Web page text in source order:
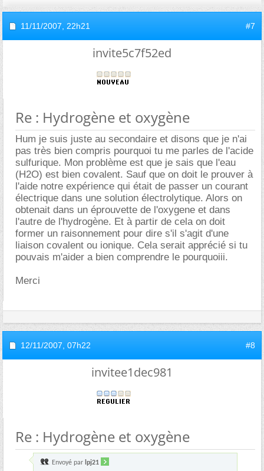
11/11/2007, 22h21 #7
invite5c7f52ed
Re : Hydrogène et oxygène
Hum je suis juste au secondaire et disons que je n'ai
pas très bien compris pourquoi tu me parles de l'acide
sulfurique. Mon problème est que je sais que l'eau
(H2O) est bien covalent. Sauf que on doit le prouver à
l'aide notre expérience qui était de passer un courant
électrique dans une solution électrolytique. Alors on
obtenait dans un éprouvette de l'oxygene et dans
l'autre de l'hydrogène. Et à partir de cela on doit
former un raisonnement pour dire s'il s'agit d'une
liaison covalent ou ionique. Cela serait apprécié si tu
pouvais m'aider a bien comprendre le pourquoiii.
Merci
12/11/2007, 07h22 #8
invitee1dec981
Re : Hydrogène et oxygène
Envoyé par lpj21